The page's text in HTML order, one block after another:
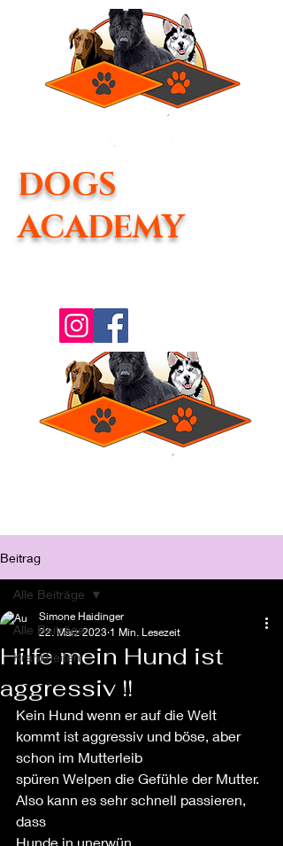
DOGS
ACADEMY
Beitrag
Alle Beiträge
Krankheiten
Alle Beiträge
Hilfe mein Hund ist
aggressiv !!
Simone Haidinger
22. März 2023 1 Min. Lesezeit
Kein Hund wenn er auf die Welt
kommt ist aggressiv und böse, aber
schon im Mutterleib
spüren Welpen die Gefühle der Mutter.
Also kann es sehr schnell passieren,
dass
Hunde in unerwün